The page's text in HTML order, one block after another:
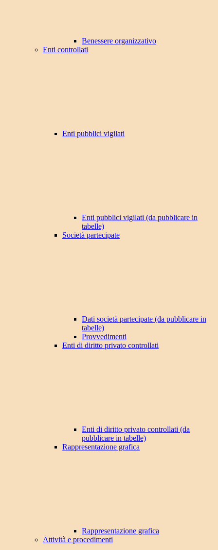
Benessere organizzativo
Enti controllati
Enti pubblici vigilati
Enti pubblici vigilati (da pubblicare in
tabelle)
Società partecipate
Dati società partecipate (da pubblicare in
tabelle)
Provvedimenti
Enti di diritto privato controllati
Enti di diritto privato controllati (da
pubblicare in tabelle)
Rappresentazione grafica
Rappresentazione grafica
Attività e procedimenti